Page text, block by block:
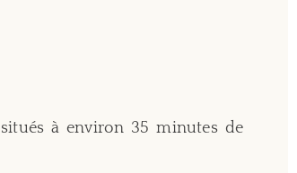
à environ 35 minutes de